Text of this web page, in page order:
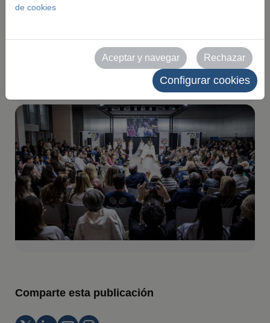
en su debut en el
Palacio de Congresos
2025-10-26
Comparte esta publicación
de cookies
Aceptar y navegar Rechazar
Configurar cookies